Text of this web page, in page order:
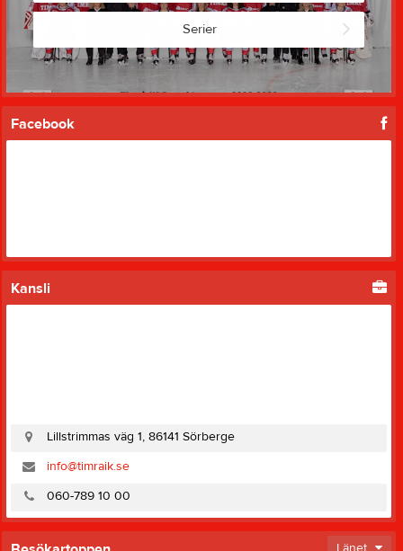
Serier
Facebook
Kansli
Lillstrimmas väg 1, 86141 Sörberge
info@timraik.se
060-789 10 00